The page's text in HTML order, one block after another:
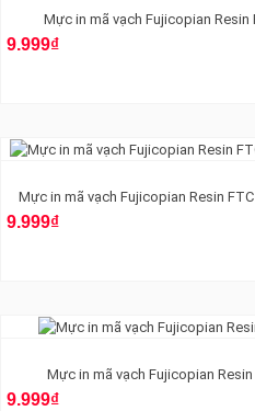
Mực in mã vạch Fujicopian
9.999₫
Mực in mã vạch Fujicopian Resin
9.999₫
Mực in mã vạch Fujicopian
9.999₫